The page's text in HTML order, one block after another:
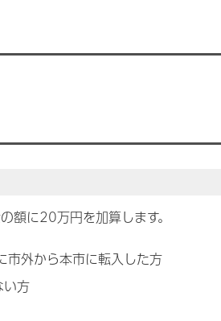
額に20万円を加算します。
市外から本市に転入した方
い方